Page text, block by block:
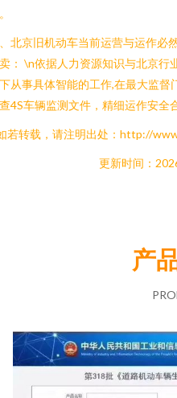
北京旧机动车当前运营与运作必
： \n依据人力资源知识与北京行
从事具体智能的工作,在最大监
4S车辆监测文件，精细运作安全
若转载，请注明出处：http://
更新时间：
产